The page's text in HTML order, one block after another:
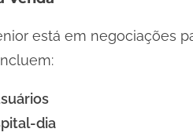
está em negociações
dia